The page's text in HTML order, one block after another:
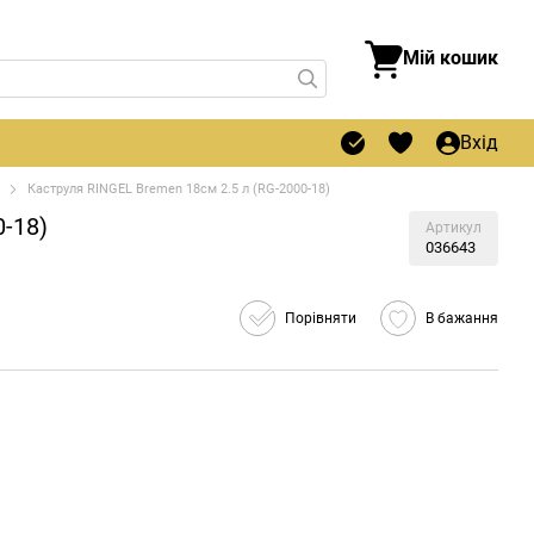
Мій кошик
Вхід
Каструля RINGEL Bremen 18см 2.5 л (RG-2000-18)
18) Артикул
036643
Порівняти В бажання